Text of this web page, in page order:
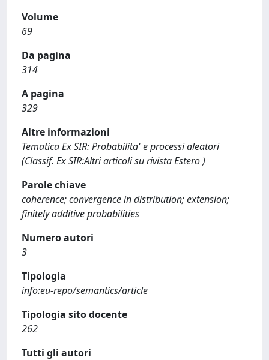
Volume
69
Da pagina
314
A pagina
329
Altre informazioni
Tematica Ex SIR: Probabilita' e processi aleatori
(Classif. Ex SIR:Altri articoli su rivista Estero )
Parole chiave
coherence; convergence in distribution; extension;
finitely additive probabilities
Numero autori
3
Tipologia
info:eu-repo/semantics/article
Tipologia sito docente
262
Tutti gli autori